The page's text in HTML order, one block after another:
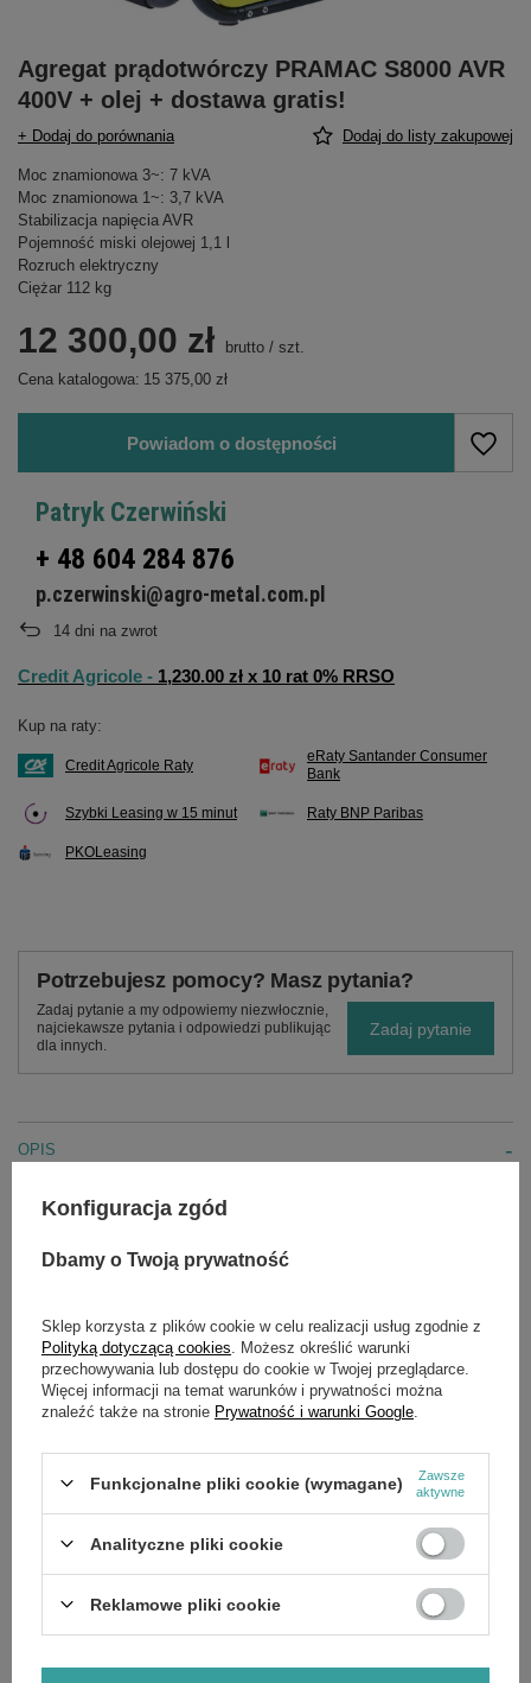
Agregat prądotwórczy PRAMAC S8000 AVR
400V + olej + dostawa gratis!
+ Dodaj do porównania Dodaj do listy zakupowej
Moc znamionowa 3~: 7 kVA
Moc znamionowa 1~: 3,7 kVA
Stabilizacja napięcia AVR
Pojemność miski olejowej 1,1 l
Rozruch elektryczny
Ciężar 112 kg
12 300,00 zł brutto / szt.
Cena katalogowa: 15 375,00 zł
Powiadom o dostępności
Patryk Czerwiński
+ 48 604 284 876
p.czerwinski@agro-metal.com.pl
14 dni na zwrot
Credit Agricole - 1,230.00 zł x 10 rat 0% RRSO
Kup na raty:
Credit Agricole Raty
eRaty Santander Consumer
Bank
Szybki Leasing w 15 minut Raty BNP Paribas
PKOLeasing
Potrzebujesz pomocy? Masz pytania?
Zadaj pytanie a my odpowiemy niezwłocznie,
najciekawsze pytania i odpowiedzi publikując
dla innych.
Zadaj pytanie
OPIS
Agregat benzynowy trójfazowy zaprojektowany specjalnie do
długi okres czasu.
Silnik Honda GX390
Stabilizacja napięcia AVR
Duży zbiornik paliwa 18 l
Wbudowany zestaw transportowy
Ilość faz 3
Moc maksymalna 8.3 kVA 400V kVA
Producent silnika Honda
Regulator obrotów Mechaniczny
Konfiguracja zgód
Dbamy o Twoją prywatność
Sklep korzysta z plików cookie w celu realizacji usług zgodnie z
Polityką dotyczącą cookies . Możesz określić warunki
przechowywania lub dostępu do cookie w Twojej przeglądarce.
Więcej informacji na temat warunków i prywatności można
znaleźć także na stronie Prywatność i warunki Google
Funkcjonalne pliki cookie (wymagane)
Zawsze
aktywne
Analityczne pliki cookie
Reklamowe pliki cookie